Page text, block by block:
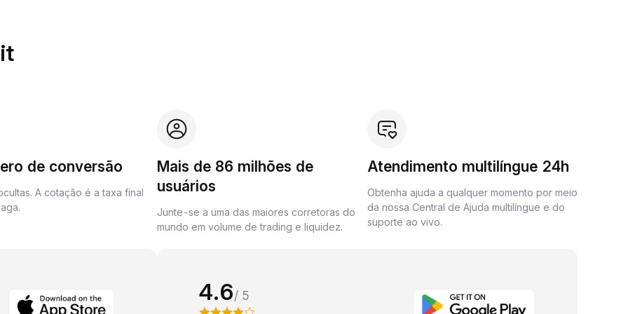
de conversão
A cotação é a taxa final
Mais de 86 milhões de
usuários
Junte-se a uma das maiores corretoras do
mundo em volume de trading e liquidez.
Atendimento multilíngue 24h
Obtenha ajuda a qualquer momento por meio
da nossa Central de Ajuda multilíngue e do
suporte ao vivo.
4.6/ 5